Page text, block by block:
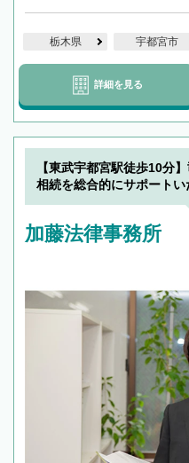
栃木県 宇都宮市
詳細を見る
【東武宇都宮駅徒歩10分
相続を総合的にサポートい
加藤法律事務所